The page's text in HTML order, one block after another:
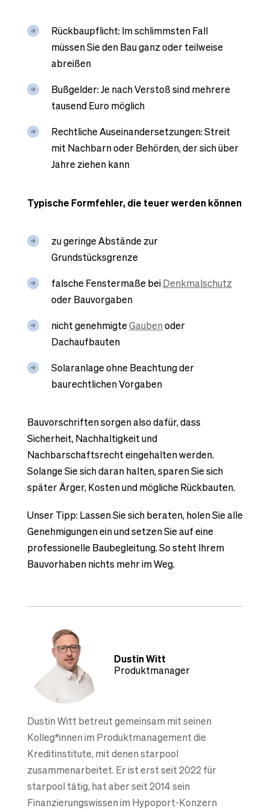
Rückbaupflicht: Im schlimmsten Fall
müssen Sie den Bau ganz oder teilweise
abreißen
Bußgelder: Je nach Verstoß sind mehrere
tausend Euro möglich
Rechtliche Auseinandersetzungen: Streit
mit Nachbarn oder Behörden, der sich über
Jahre ziehen kann
Typische Formfehler, die teuer werden können
zu geringe Abstände zur
Grundstücksgrenze
falsche Fenstermaße beiDenkmalschutz
oder Bauvorgaben
nicht genehmigteGaubenoder
Dachaufbauten
Solaranlage ohne Beachtung der
baurechtlichen Vorgaben
Bauvorschriften sorgen also dafür, dass
Sicherheit, Nachhaltigkeit und
Nachbarschaftsrecht eingehalten werden.
Solange Sie sich daran halten, sparen Sie sich
später Ärger, Kosten und mögliche Rückbauten.
Unser Tipp: Lassen Sie sich beraten, holen Sie alle
Genehmigungen ein und setzen Sie auf eine
professionelle Baubegleitung. So steht Ihrem
Bauvorhaben nichts mehr im Weg.
Dustin Witt
Produktmanager
Dustin Witt betreut gemeinsam mit seinen
Kolleg*innen im Produktmanagement die
Kreditinstitute, mit denen starpool
zusammenarbeitet. Er ist erst seit 2022 für
starpool tätig, hat aber seit 2014 sein
Finanzierungswissen im Hypoport-Konzern